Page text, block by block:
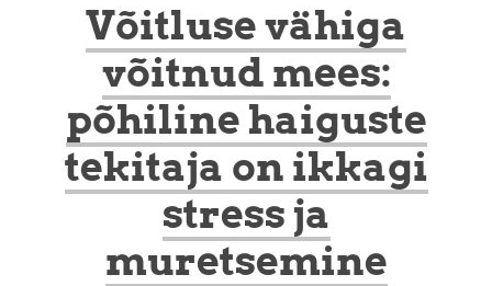
Võitluse vähiga
võitnud mees:
põhiline haiguste
tekitaja on ikkagi
stress ja
muretsemine